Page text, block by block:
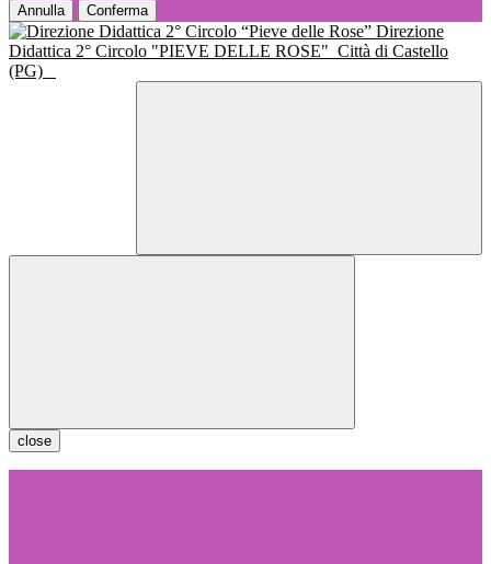
Annulla Conferma
Direzione
Didattica 2° Circolo "PIEVE DELLE ROSE" Città di Castello
(PG)
close